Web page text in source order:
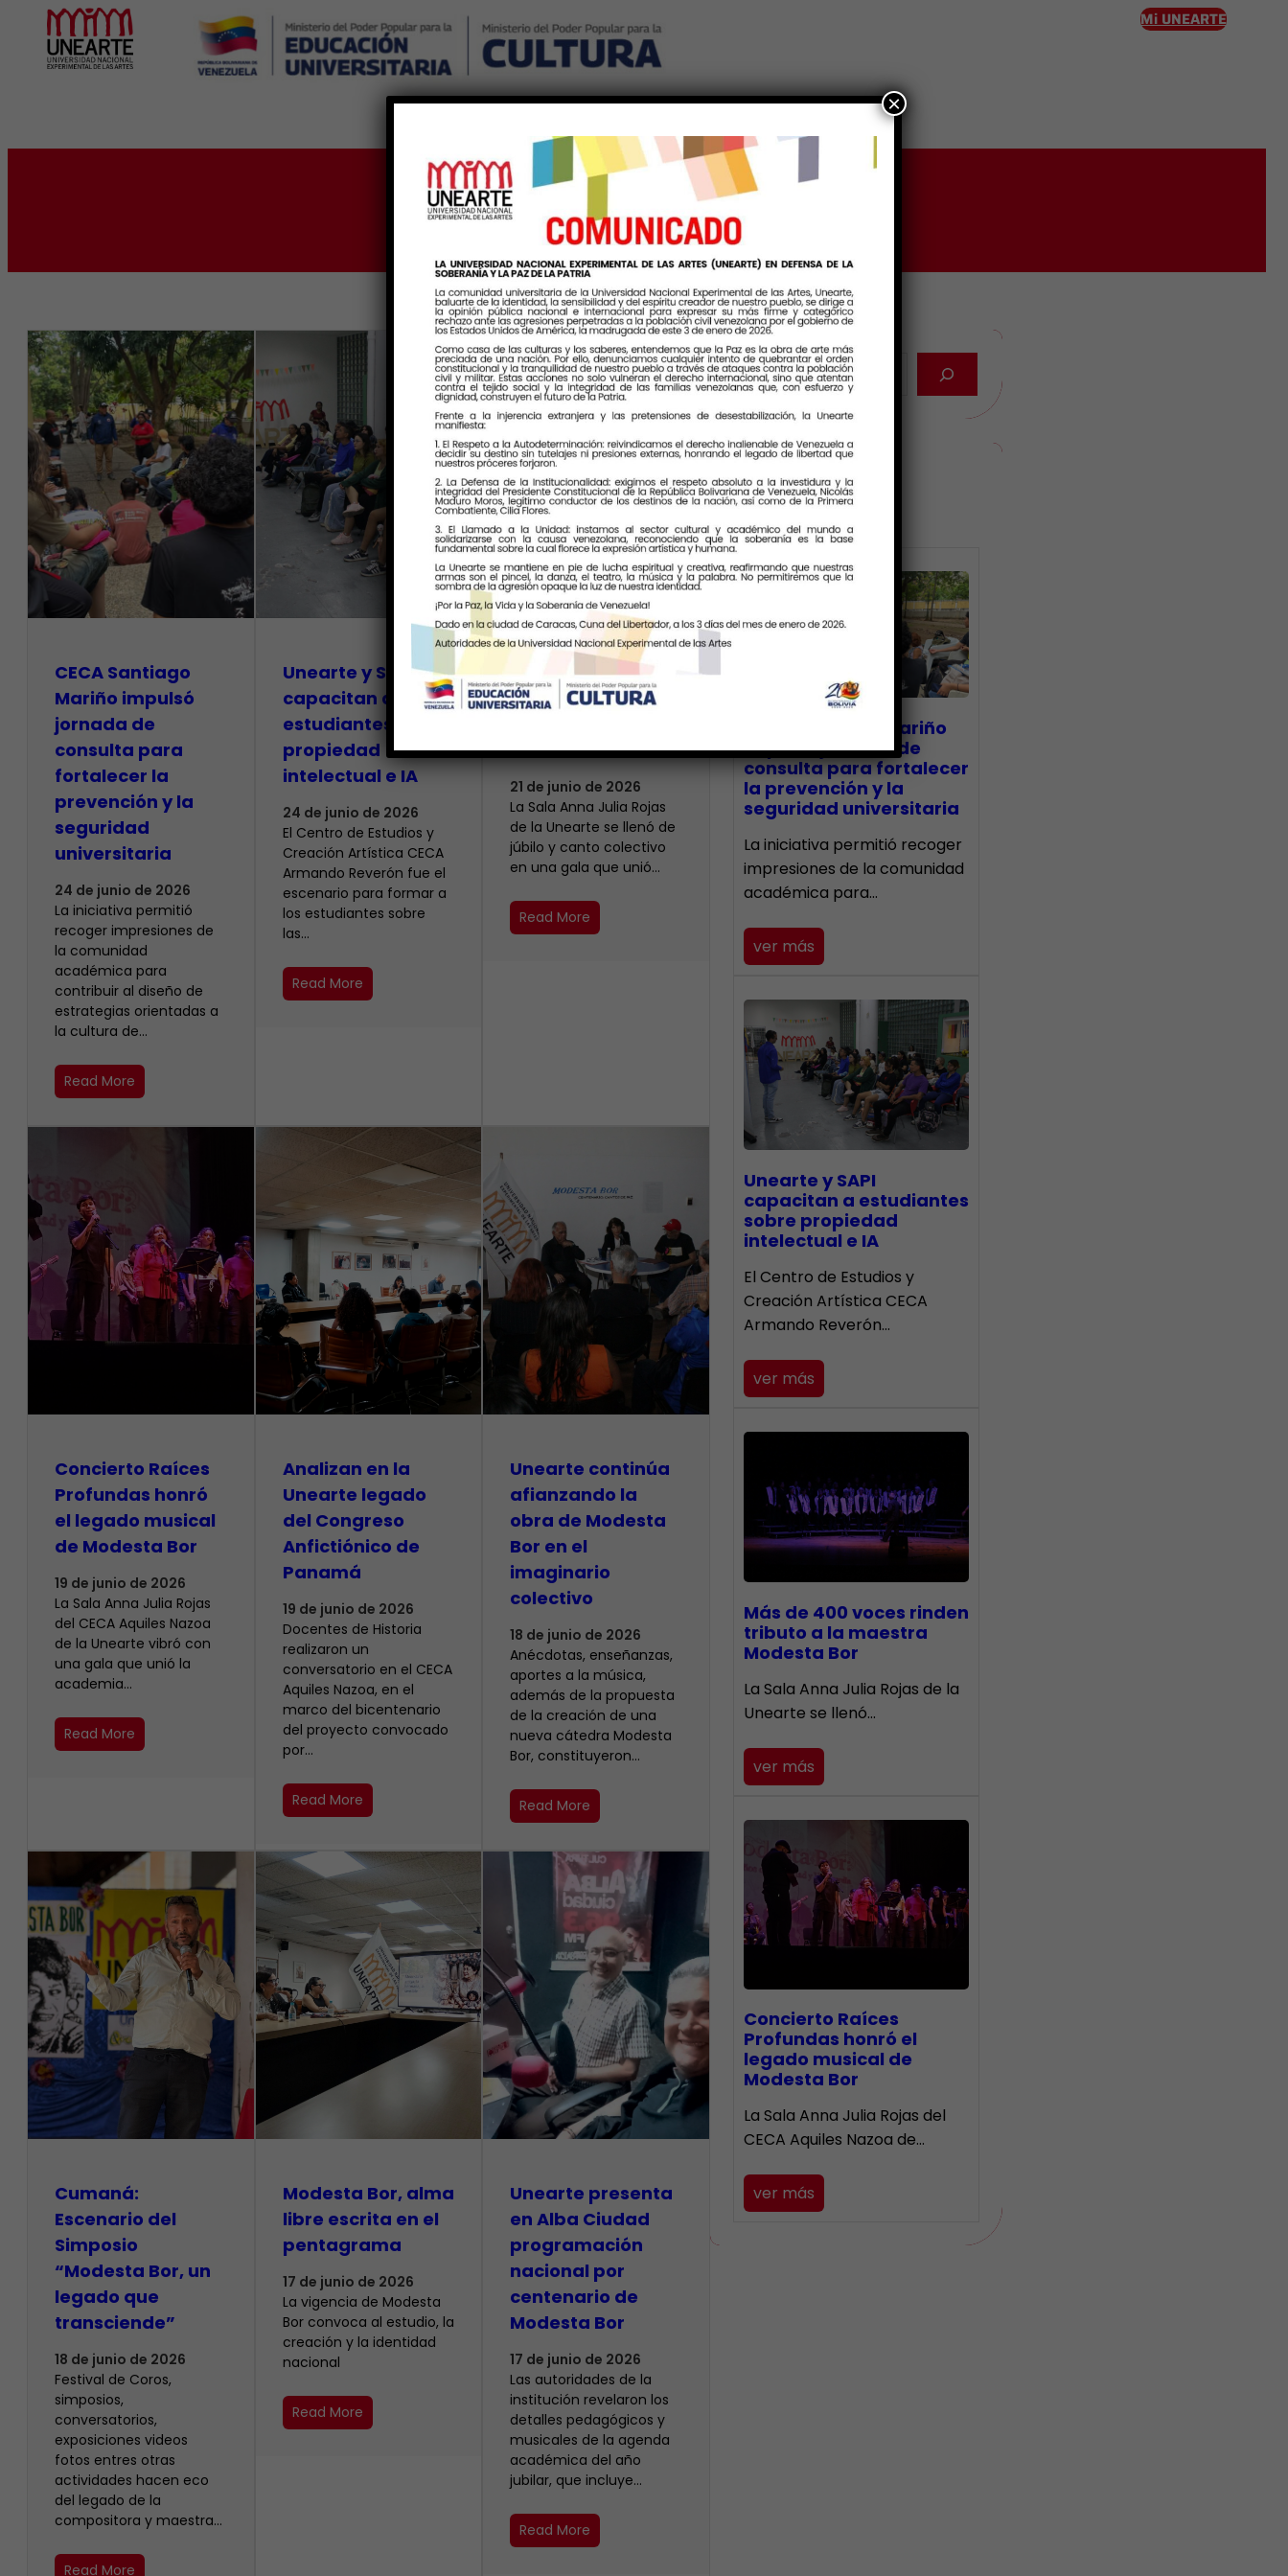
Mi UNEARTE
Ingreso
Etiqueta:AñoJubilar
CECA Santiago
Mariño impulsó
jornada de
consulta para
fortalecer la
prevención y la
seguridad
universitaria
24 de junio de 2026
La iniciativa permitió
recoger impresiones de
la comunidad
académica para
contribuir al diseño de
estrategias orientadas a
la cultura de…
Read More
Unearte y SAPI
capacitan a
estudiantes sobre
propiedad
intelectual e IA
24 de junio de 2026
El Centro de Estudios y
Creación Artística CECA
Armando Reverón fue el
escenario para formar a
los estudiantes sobre
las…
Read More
Más de 400 voces
rinden tributo a la
Bor
21 de junio de 2026
​La Sala Anna Julia Rojas
de la Unearte se llenó de
júbilo y canto colectivo
en una gala que unió…
Read More
​Concierto Raíces
Profundas honró
el legado musical
de Modesta Bor
19 de junio de 2026
La Sala Anna Julia Rojas
del CECA Aquiles Nazoa
de la Unearte vibró con
una gala que unió la
academia…
Read More
Analizan en la
Unearte legado
del Congreso
Anfictiónico de
Panamá
19 de junio de 2026
Docentes de Historia
realizaron un
conversatorio en el CECA
Aquiles Nazoa, en el
marco del bicentenario
del proyecto convocado
por…
Read More
Unearte continúa
afianzando la
obra de Modesta
Bor en el
imaginario
colectivo
18 de junio de 2026
Anécdotas, enseñanzas,
aportes a la música,
además de la propuesta
de la creación de una
nueva cátedra Modesta
Bor, constituyeron…
Read More
Cumaná:
Escenario del
Simposio
“Modesta Bor, un
legado que
transciende”
18 de junio de 2026
Festival de Coros,
simposios,
conversatorios,
exposiciones videos
fotos entres otras
actividades hacen eco
del legado de la
compositora y maestra…
Read More
Modesta Bor, alma
libre escrita en el
pentagrama
17 de junio de 2026
La vigencia de Modesta
Bor convoca al estudio, la
creación y la identidad
nacional
Read More
​Unearte presenta
en Alba Ciudad
programación
nacional por
centenario de
Modesta Bor
17 de junio de 2026
Las autoridades de la
institución revelaron los
detalles pedagógicos y
musicales de la agenda
académica del año
jubilar, que incluye…
Read More
Últimas Noticias
CECA Santiago Mariño
impulsó jornada de
consulta para fortalecer
la prevención y la
seguridad universitaria
La iniciativa permitió recoger
impresiones de la comunidad
académica para…
ver más
Unearte y SAPI
capacitan a estudiantes
sobre propiedad
intelectual e IA
El Centro de Estudios y
Creación Artística CECA
Armando Reverón…
ver más
Más de 400 voces rinden
tributo a la maestra
Modesta Bor
​La Sala Anna Julia Rojas de la
Unearte se llenó…
ver más
​Concierto Raíces
Profundas honró el
legado musical de
Modesta Bor
La Sala Anna Julia Rojas del
CECA Aquiles Nazoa de…
ver más
×